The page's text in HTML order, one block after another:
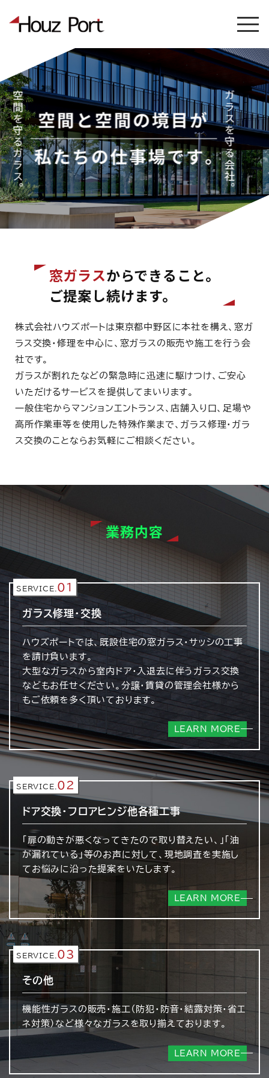
窓ガラスからできること。
ご提案し続けます。
株式会社ハウズポートは東京都中野区に本社を構え、窓ガ
ラス交換・修理を中心に、窓ガラスの販売や施工を行う会
社です。
ガラスが割れたなどの緊急時に迅速に駆けつけ、ご安心
いただけるサービスを提供してまいります。
一般住宅からマンションエントランス、店舗入り口、足場や
高所作業車等を使用した特殊作業まで、ガラス修理・ガラ
ス交換のことならお気軽にご相談ください。
業務内容
SERVICE. 01
ガラス修理・交換
ハウズポートでは、既設住宅の窓ガラス・サッシの工事
を請け負います。
大型なガラスから室内ドア・入退去に伴うガラス交換
などもお任せください。分譲・賃貸の管理会社様から
もご依頼を多く頂いております。
LEARN MORE
SERVICE. 02
ドア交換・フロアヒンジ他各種工事
「扉の動きが悪くなってきたので取り替えたい、」「油
が漏れている」等のお声に対して、現地調査を実施し
てお悩みに沿った提案をいたします。
LEARN MORE
SERVICE. 03
その他
機能性ガラスの販売・施工（防犯・防音・結露対策・省エ
ネ対策）など様々なガラスを取り揃えております。
LEARN MORE